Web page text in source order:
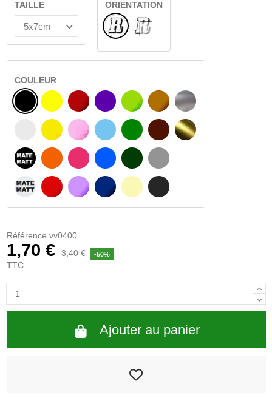
TAILLE
ORIENTATION
NormalVERRE INTÉRIEUR
COULEUR
NOIR
BLANC
NOIR MATÉ
BLANC MATÉ
JAUNE
JAUNE AMBRE
ORANGE
ROUGE
BOURGOGNE
ROSA
FUCHSIA
PURPLE
VIOLET
BLEU CLAIR
BLAU
BLEU FONCÉ
VERT CLAIR
VERT
VERT FONCÉ
BEIGE
NOISETTE
BRUN FONCÉ
GRIS CLAIR
GRIS FONCÉ
ARGENT
OR
Référence vv0400
1,70 € 3,40 € -50%
TTC
Ajouter au panier